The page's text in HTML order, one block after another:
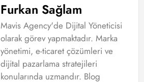
Furkan Sağlam
Mavis Agency'de Dijital Yöneticisi
olarak görev yapmaktadır. Marka
yönetimi, e-ticaret çözümleri ve
dijital pazarlama stratejileri
konularında uzmandır. Blog